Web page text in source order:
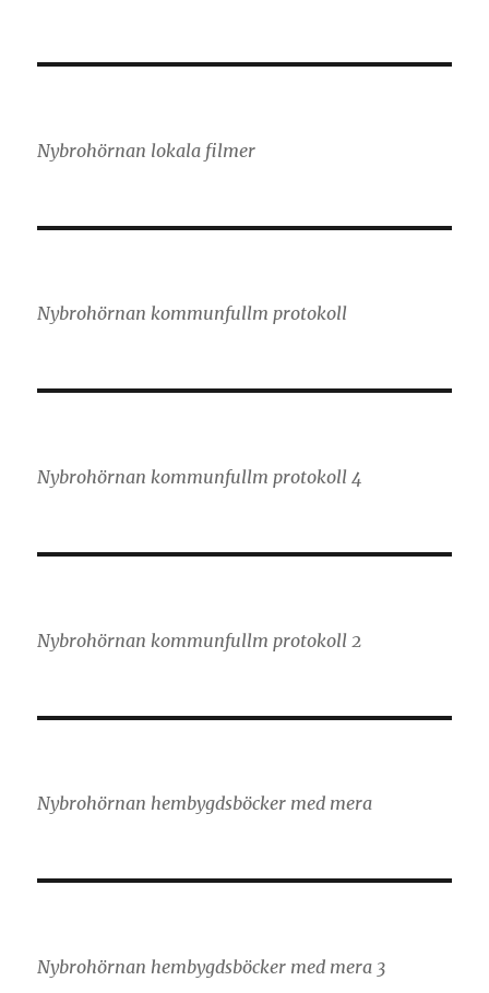
Nybrohörnan lokala filmer
Nybrohörnan kommunfullm protokoll
Nybrohörnan kommunfullm protokoll 4
Nybrohörnan kommunfullm protokoll 2
Nybrohörnan hembygdsböcker med mera
Nybrohörnan hembygdsböcker med mera 3